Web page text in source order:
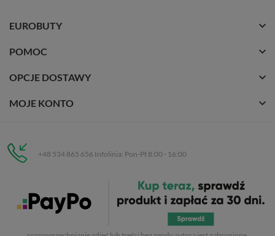
EUROBUTY
POMOC
OPCJE DOSTAWY
MOJE KONTO
+48 534 865 656 Infolinia: Pon-Pt 8:00 - 16:00
C.H. Respan, Rejtana 53a/250
35-326 Rzeszów
. Kopiowanie, przetwarzanie,